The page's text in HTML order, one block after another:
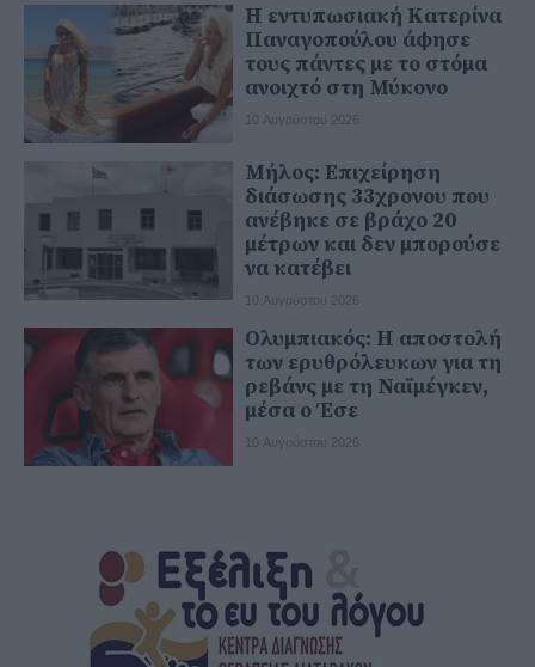
Η εντυπωσιακή Κατερίνα
Παναγοπούλου άφησε
τους πάντες με το στόμα
ανοιχτό στη Μύκονο
10 Αυγούστου 2026
Μήλος: Επιχείρηση
διάσωσης 33χρονου που
ανέβηκε σε βράχο 20
μέτρων και δεν μπορούσε
να κατέβει
10 Αυγούστου 2026
Ολυμπιακός: Η αποστολή
των ερυθρόλευκων για τη
ρεβάνς με τη Ναϊμέγκεν,
μέσα ο Έσε
10 Αυγούστου 2026